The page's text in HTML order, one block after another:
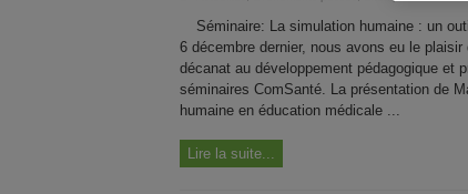
Séminaire: La simulation humaine : un
6 décembre dernier, nous avons eu le
décanat au développement pédagogique et
séminaires ComSanté. La présentation de
humaine en éducation médicale ...
Lire la suite...